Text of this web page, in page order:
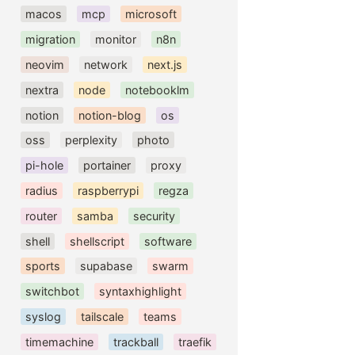
macos mcp
microsoft
migration
monitor
n8n
neovim
network
next.js
nextra
node
notebooklm
notion
notion-blog
os
oss
perplexity
photo
pi-hole
portainer
proxy
radius
raspberrypi
regza
router
samba
security
shell
shellscript
software
sports
supabase
swarm
switchbot
syntaxhighlight
syslog
tailscale
teams
timemachine
trackball traefik